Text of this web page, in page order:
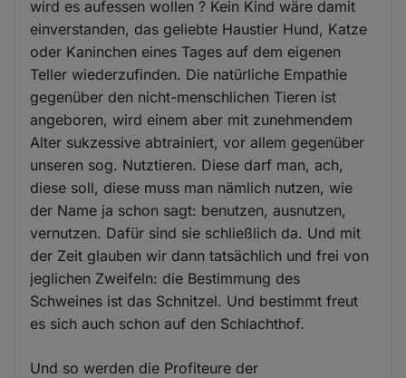
wird es aufessen wollen ? Kein Kind wäre damit
einverstanden, das geliebte Haustier Hund, Katze
oder Kaninchen eines Tages auf dem eigenen
Teller wiederzufinden. Die natürliche Empathie
gegenüber den nicht-menschlichen Tieren ist
angeboren, wird einem aber mit zunehmendem
Alter sukzessive abtrainiert, vor allem gegenüber
unseren sog. Nutztieren. Diese darf man, ach,
diese soll, diese muss man nämlich nutzen, wie
der Name ja schon sagt: benutzen, ausnutzen,
vernutzen. Dafür sind sie schließlich da. Und mit
der Zeit glauben wir dann tatsächlich und frei von
jeglichen Zweifeln: die Bestimmung des
Schweines ist das Schnitzel. Und bestimmt freut
es sich auch schon auf den Schlachthof.
Und so werden die Profiteure der